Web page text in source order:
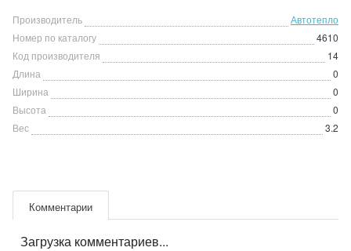
Производитель
Автотепло
Номер по каталогу
4610
Код производителя
14
Длина
0
Ширина
0
Высота
0
Вес
3.2
Комментарии
Загрузка комментариев...